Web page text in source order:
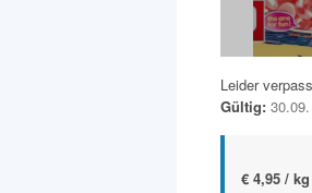
Leider
Gültig:
€ 4,95 /